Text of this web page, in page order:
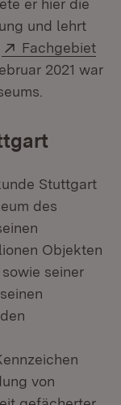
er hier die
und lehrt
Extern:
Fachgebiet
in neuem2021 war
Stuttgart
des
Objekten
seiner
von